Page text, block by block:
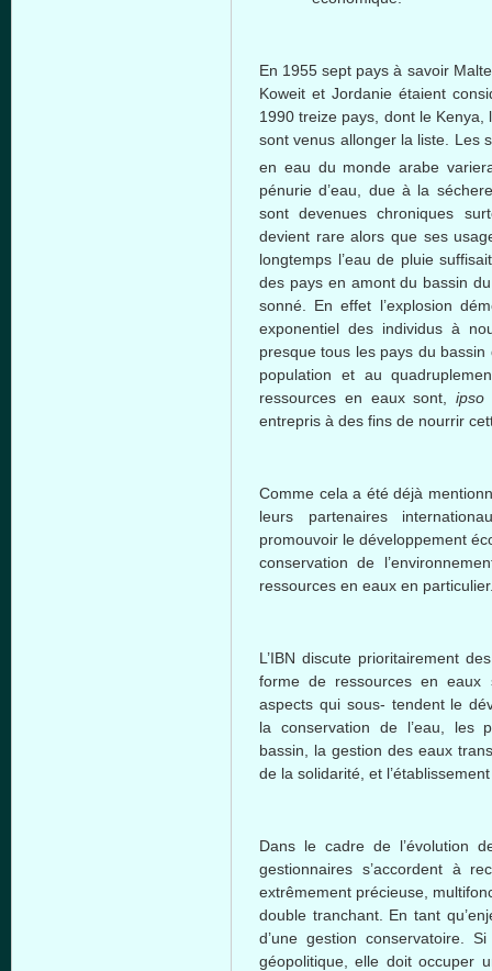
En 1955 sept pays à savoir
Koweit et Jordanie étaient
1990 treize pays, dont le
sont venus allonger la liste. Les
en eau du monde arabe
pénurie d’eau, due à la
sont devenues chroniques
devient rare alors que ses
longtemps l’eau de pluie
des pays en amont du bassin
sonné. En effet l’explosion
exponentiel des individus à
presque tous les pays du
population et au
ressources en eaux sont,ipso
entrepris à des fins de nourrir
Comme cela a été déjà
leurs partenaires
promouvoir le développement
conservation de
ressources en eaux en
L’IBN discute prioritairement
forme de ressources en eaux
aspects qui sous- tendent le
la conservation de l’eau, les
bassin, la gestion des eaux
de la solidarité, et
Dans le cadre de l’évolution
gestionnaires s’accordent à
extrêmement précieuse,
double tranchant. En tant
d’une gestion conservatoire.
géopolitique, elle doit occuper